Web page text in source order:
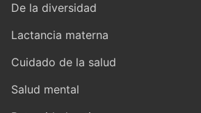
De la diversidad
Lactancia materna
Cuidado de la salud
Salud mental